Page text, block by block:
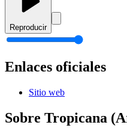
Reproducir
Enlaces oficiales
Sitio web
Sobre Tropicana